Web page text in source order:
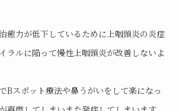
癒力が低下しているために上咽頭炎の炎症
ラルに陥って慢性上咽頭炎が改善しないよ
Bスポット療法や鼻うがいをして楽になっ